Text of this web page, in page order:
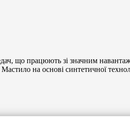
що працюють зі значним
на основі синтетичної